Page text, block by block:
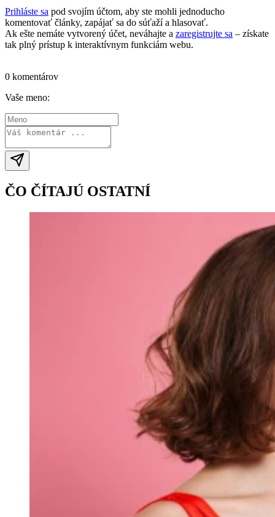
Prihláste sa pod svojím účtom, aby ste mohli jednoducho
komentovať články, zapájať sa do súťaží a hlasovať.
Ak ešte nemáte vytvorený účet, neváhajte a zaregistrujte sa – získate
tak plný prístup k interaktívnym funkciám webu.
0 komentárov
Vaše meno:
ČO ČÍTAJÚ OSTATNÍ